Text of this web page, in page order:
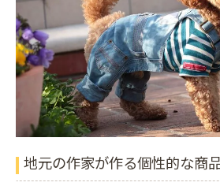
地元の作家が作る個性的な商